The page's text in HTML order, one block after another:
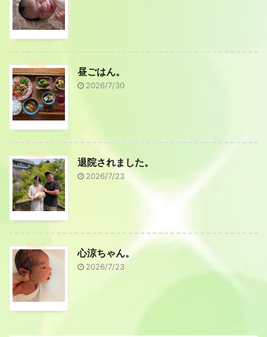
昼ごはん。
2026/7/30
退院されました。
2026/7/23
心涼ちゃん。
2026/7/23